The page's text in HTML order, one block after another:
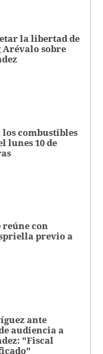
la libertad de
Arévalo sobre
combustibles
lunes 10 de
reúne con
previo a
ante
audiencia a
"Fiscal